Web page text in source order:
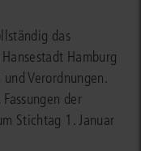
das
Hamburg
Verordnungen.
der
Stichtag 1. Januar